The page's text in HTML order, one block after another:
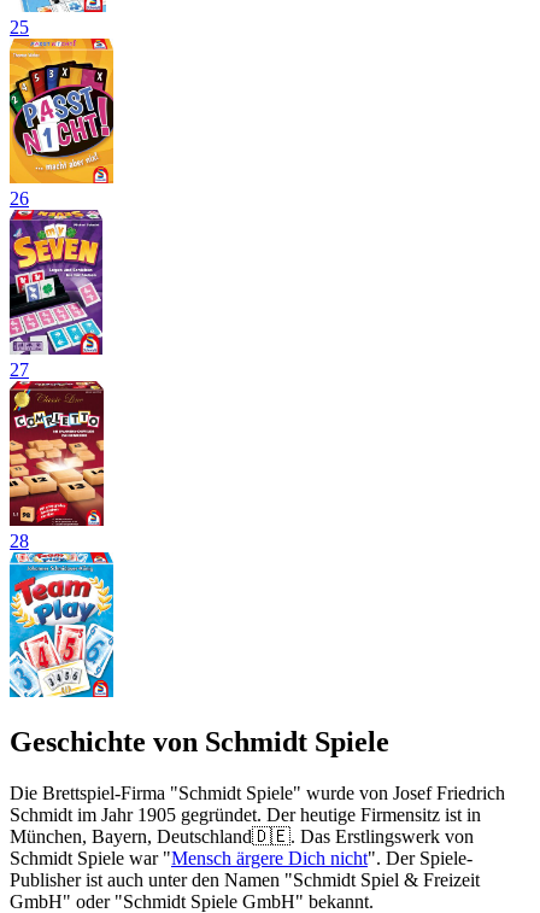
25
26
27
28
Geschichte von Schmidt Spiele
Die Brettspiel-Firma "Schmidt Spiele" wurde von Josef Friedrich
Schmidt im Jahr 1905 gegründet. Der heutige Firmensitz ist in
München, Bayern, Deutschland🇩🇪. Das Erstlingswerk von
Schmidt Spiele war "Mensch ärgere Dich nicht". Der Spiele-
Publisher ist auch unter den Namen "Schmidt Spiel & Freizeit
GmbH" oder "Schmidt Spiele GmbH" bekannt.